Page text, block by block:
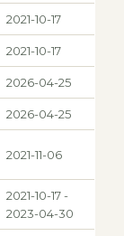
2021-10-17
2021-10-17
2026-04-25
2026-04-25
2021-11-06
2021-10-17 -
2023-04-30